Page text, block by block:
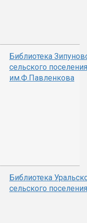
Библиотека
сельского поселения
им.Ф.Павленкова
Библиотека
сельского поселения